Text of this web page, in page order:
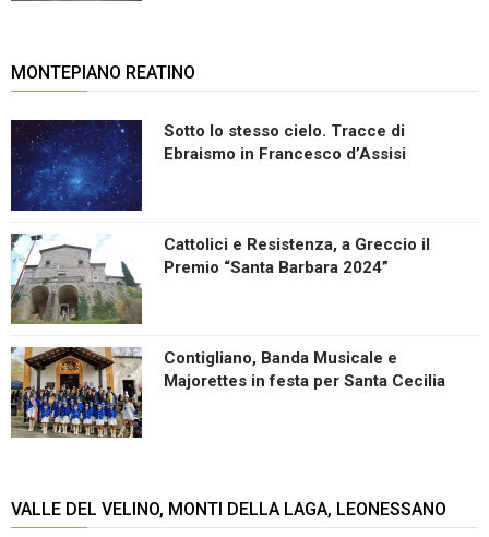
MONTEPIANO REATINO
Sotto lo stesso cielo. Tracce di
Ebraismo in Francesco d’Assisi
Cattolici e Resistenza, a Greccio il
Premio “Santa Barbara 2024”
Contigliano, Banda Musicale e
Majorettes in festa per Santa Cecilia
VALLE DEL VELINO, MONTI DELLA LAGA, LEONESSANO